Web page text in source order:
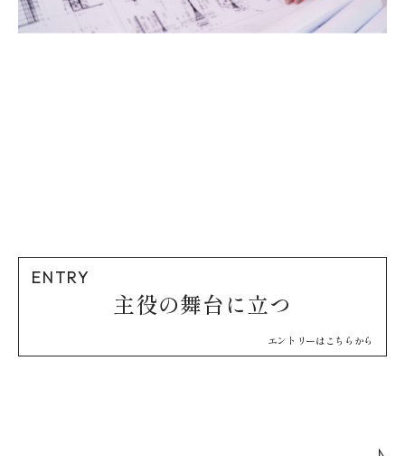
ENTRY
主役の舞台に立つ
エントリーはこちらから